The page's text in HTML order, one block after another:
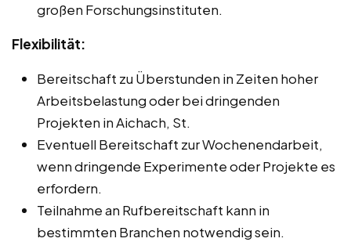
großen Forschungsinstituten.
Flexibilität:
Bereitschaft zu Überstunden in Zeiten hoher
Arbeitsbelastung oder bei dringenden
Projekten in Aichach, St.
Eventuell Bereitschaft zur Wochenendarbeit,
wenn dringende Experimente oder Projekte es
erfordern.
Teilnahme an Rufbereitschaft kann in
bestimmten Branchen notwendig sein.